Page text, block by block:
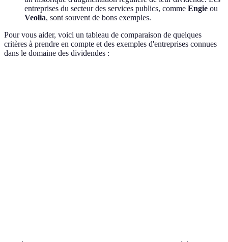
entreprises du secteur des services publics, comme Engie ou
Veolia, sont souvent de bons exemples.
Pour vous aider, voici un tableau de comparaison de quelques
critères à prendre en compte et des exemples d'entreprises connues
dans le domaine des dividendes :